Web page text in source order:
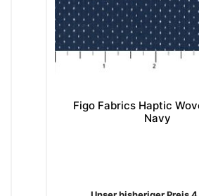
Figo Fabrics Haptic
Navy